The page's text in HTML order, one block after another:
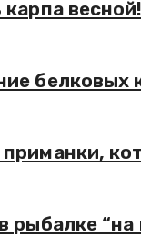
белковых
рыбалке